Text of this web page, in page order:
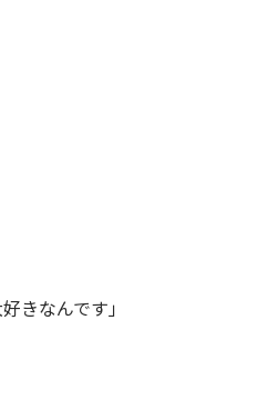
きなんです」